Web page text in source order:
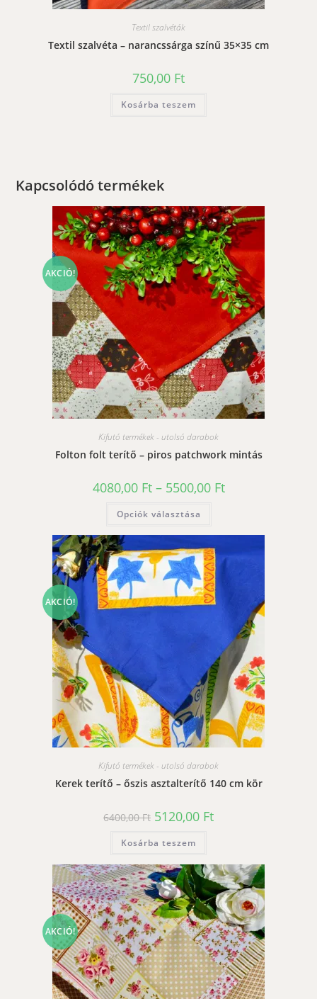
Textil szalvéták
Textil szalvéta – narancssárga színű 35×35 cm
750,00 Ft
Kosárba teszem
Kapcsolódó termékek
AKCIÓ!
Kifutó termékek - utolsó darabok
Folton folt terítő – piros patchwork mintás
4080,00 Ft – 5500,00 FtÁrtartomány:
4080,00 Ft
Opciók választása
több
variációja
van.
A
változatok
a
termékoldalon
választhatók
AKCIÓ!
Kifutó termékek - utolsó darabok
Kerek terítő – őszis asztalterítő 140 cm kör
6400,00Ft Original
price
6400,00 Ft.
5120,00 FtCurrent
price
Kosárba teszem
AKCIÓ!